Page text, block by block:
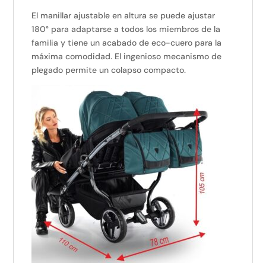
El manillar ajustable en altura se puede ajustar
180° para adaptarse a todos los miembros de la
familia y tiene un acabado de eco-cuero para la
máxima comodidad. El ingenioso mecanismo de
plegado permite un colapso compacto.